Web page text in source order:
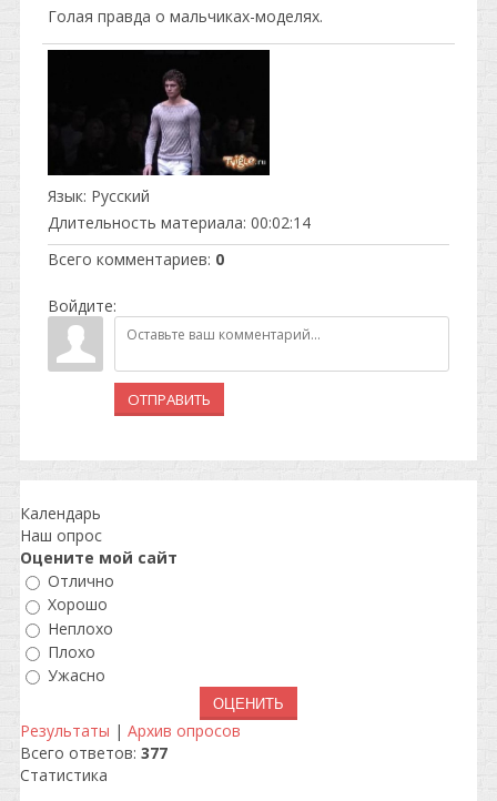
Голая правда о мальчиках-моделях.
Язык: Русский
Длительность материала: 00:02:14
Всего комментариев: 0
Войдите:
ОТПРАВИТЬ
Календарь
Наш опрос
Оцените мой сайт
Отлично
Хорошо
Неплохо
Плохо
Ужасно
Результаты | Архив опросов
Всего ответов: 377
Статистика